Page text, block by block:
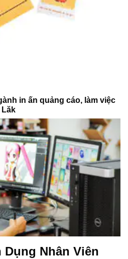
in ấn quảng cáo, làm việc
Lăk
Dụng Nhân Viên